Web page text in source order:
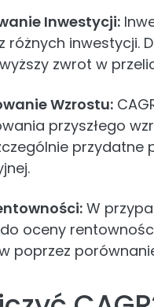
Inwestycji:
różnych inwestycji.
zwrot w
Wzrostu:
przyszłego
przydatne
W
oceny
poprzez